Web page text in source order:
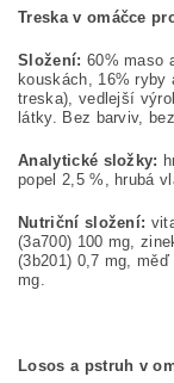
Treska v omáčce
Složení: 60% maso
kouskách, 16%
treska), vedlejší
látky. Bez barviv,
Analytické složky:
popel 2,5 %, hrubá
Nutriční složení:
(3a700) 100 mg,
(3b201) 0,7 mg,
mg.
Losos a pstruh v